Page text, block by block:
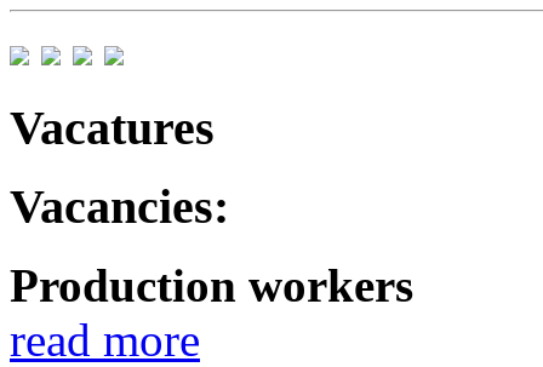
Vacatures
Vacancies:
Production workers
read more